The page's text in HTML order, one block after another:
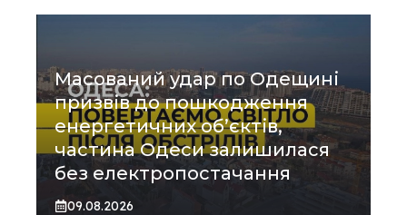
Масований удар по Одещині
призвів до пошкодження
енергетичних об’єктів,
частина Одеси залишилася
без електропостачання
09.08.2026